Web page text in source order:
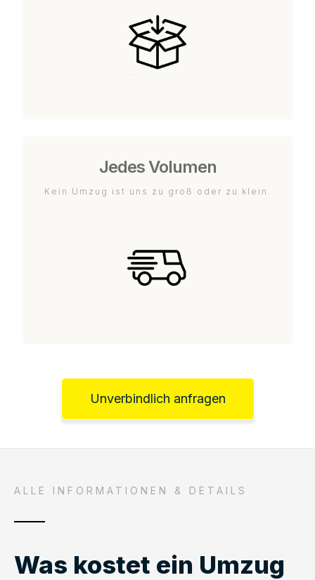
Jedes Volumen
Kein Umzug ist uns zu groß oder zu klein.
Unverbindlich anfragen
ALLE INFORMATIONEN & DETAILS
Was kostet ein Umzug